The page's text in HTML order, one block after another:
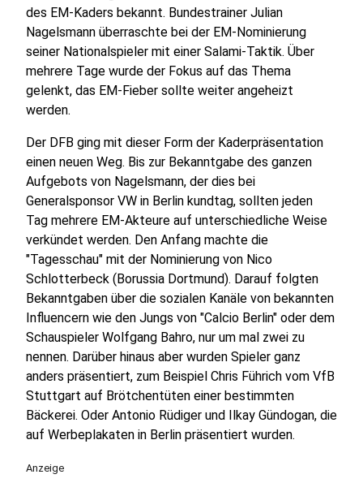
des EM-Kaders bekannt. Bundestrainer Julian
Nagelsmann überraschte bei der EM-Nominierung
seiner Nationalspieler mit einer Salami-Taktik. Über
mehrere Tage wurde der Fokus auf das Thema
gelenkt, das EM-Fieber sollte weiter angeheizt
werden.
Der DFB ging mit dieser Form der Kaderpräsentation
einen neuen Weg. Bis zur Bekanntgabe des ganzen
Aufgebots von Nagelsmann, der dies bei
Generalsponsor VW in Berlin kundtag, sollten jeden
Tag mehrere EM-Akteure auf unterschiedliche Weise
verkündet werden. Den Anfang machte die
"Tagesschau" mit der Nominierung von Nico
Schlotterbeck (Borussia Dortmund). Darauf folgten
Bekanntgaben über die sozialen Kanäle von bekannten
Influencern wie den Jungs von "Calcio Berlin" oder dem
Schauspieler Wolfgang Bahro, nur um mal zwei zu
nennen. Darüber hinaus aber wurden Spieler ganz
anders präsentiert, zum Beispiel Chris Führich vom VfB
Stuttgart auf Brötchentüten einer bestimmten
Bäckerei. Oder Antonio Rüdiger und Ilkay Gündogan, die
auf Werbeplakaten in Berlin präsentiert wurden.
Anzeige